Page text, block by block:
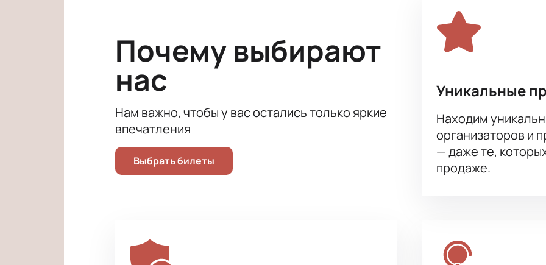
Екатерина Иванова, Глафира Тарханова и многие другие, сделают этот спектакль
Не упустите возможность окунуться в мир приключений и авантюр вместе с героями
билеты на нашем сайте прямо сейчас и получите незабываемые эмоции от просмотра этого
Почему выбирают
нас
Нам важно, чтобы у вас остались только яркие
впечатления
Выбрать билеты
Уникальные
Находим
организаторов и
— даже те,
продаже.